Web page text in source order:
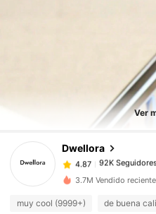
Ver
Dwellora
92K
92K Seguidores
92K
4.87
92K Seguidores
g***a
seguido
4.87
92K
4.87 92K
3.7M Vendido
muy cool (9999+) de buena